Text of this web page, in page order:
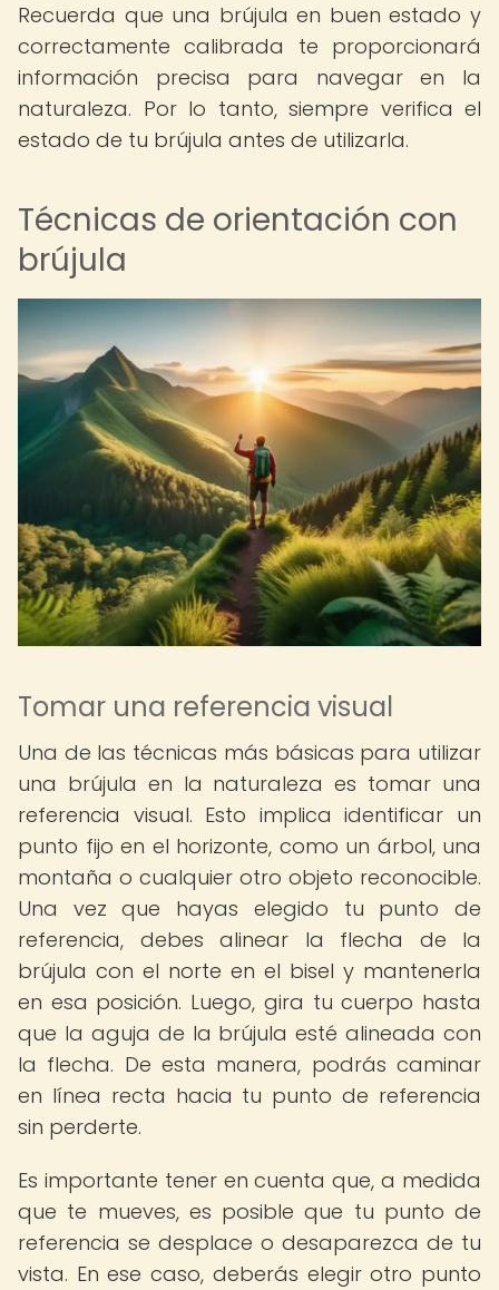
Recuerda que una brújula en buen estado y
correctamente calibrada te proporcionará
información precisa para navegar en la
naturaleza. Por lo tanto, siempre verifica el
estado de tu brújula antes de utilizarla.
Técnicas de orientación con
brújula
Tomar una referencia visual
Una de las técnicas más básicas para utilizar
una brújula en la naturaleza es tomar una
referencia visual. Esto implica identificar un
punto fijo en el horizonte, como un árbol, una
montaña o cualquier otro objeto reconocible.
Una vez que hayas elegido tu punto de
referencia, debes alinear la flecha de la
brújula con el norte en el bisel y mantenerla
en esa posición. Luego, gira tu cuerpo hasta
que la aguja de la brújula esté alineada con
la flecha. De esta manera, podrás caminar
en línea recta hacia tu punto de referencia
sin perderte.
Es importante tener en cuenta que, a medida
que te mueves, es posible que tu punto de
referencia se desplace o desaparezca de tu
vista. En ese caso, deberás elegir otro punto